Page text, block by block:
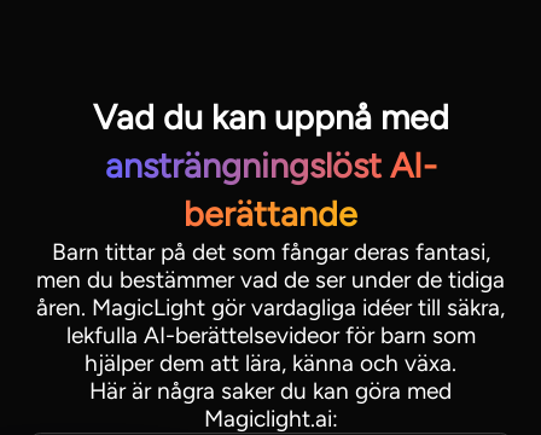
Vad du kan uppnå med
ansträngningslöst AI-
berättande
Barn tittar på det som fångar deras fantasi,
men du bestämmer vad de ser under de tidiga
åren. MagicLight gör vardagliga idéer till säkra,
lekfulla AI-berättelsevideor för barn som
hjälper dem att lära, känna och växa.
Här är några saker du kan göra med
Magiclight.ai: